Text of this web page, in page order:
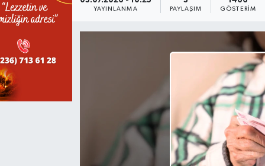
YAYINLANMA PAYLAŞIM GÖSTERIM
KIRKAĞAÇ
GÖRDES
SARIGÖL
SELENDİ
SPOR
BİLİM VE TEKNOLOJİ
MANİSA'NIN YÖRESEL LEZZETLERİ